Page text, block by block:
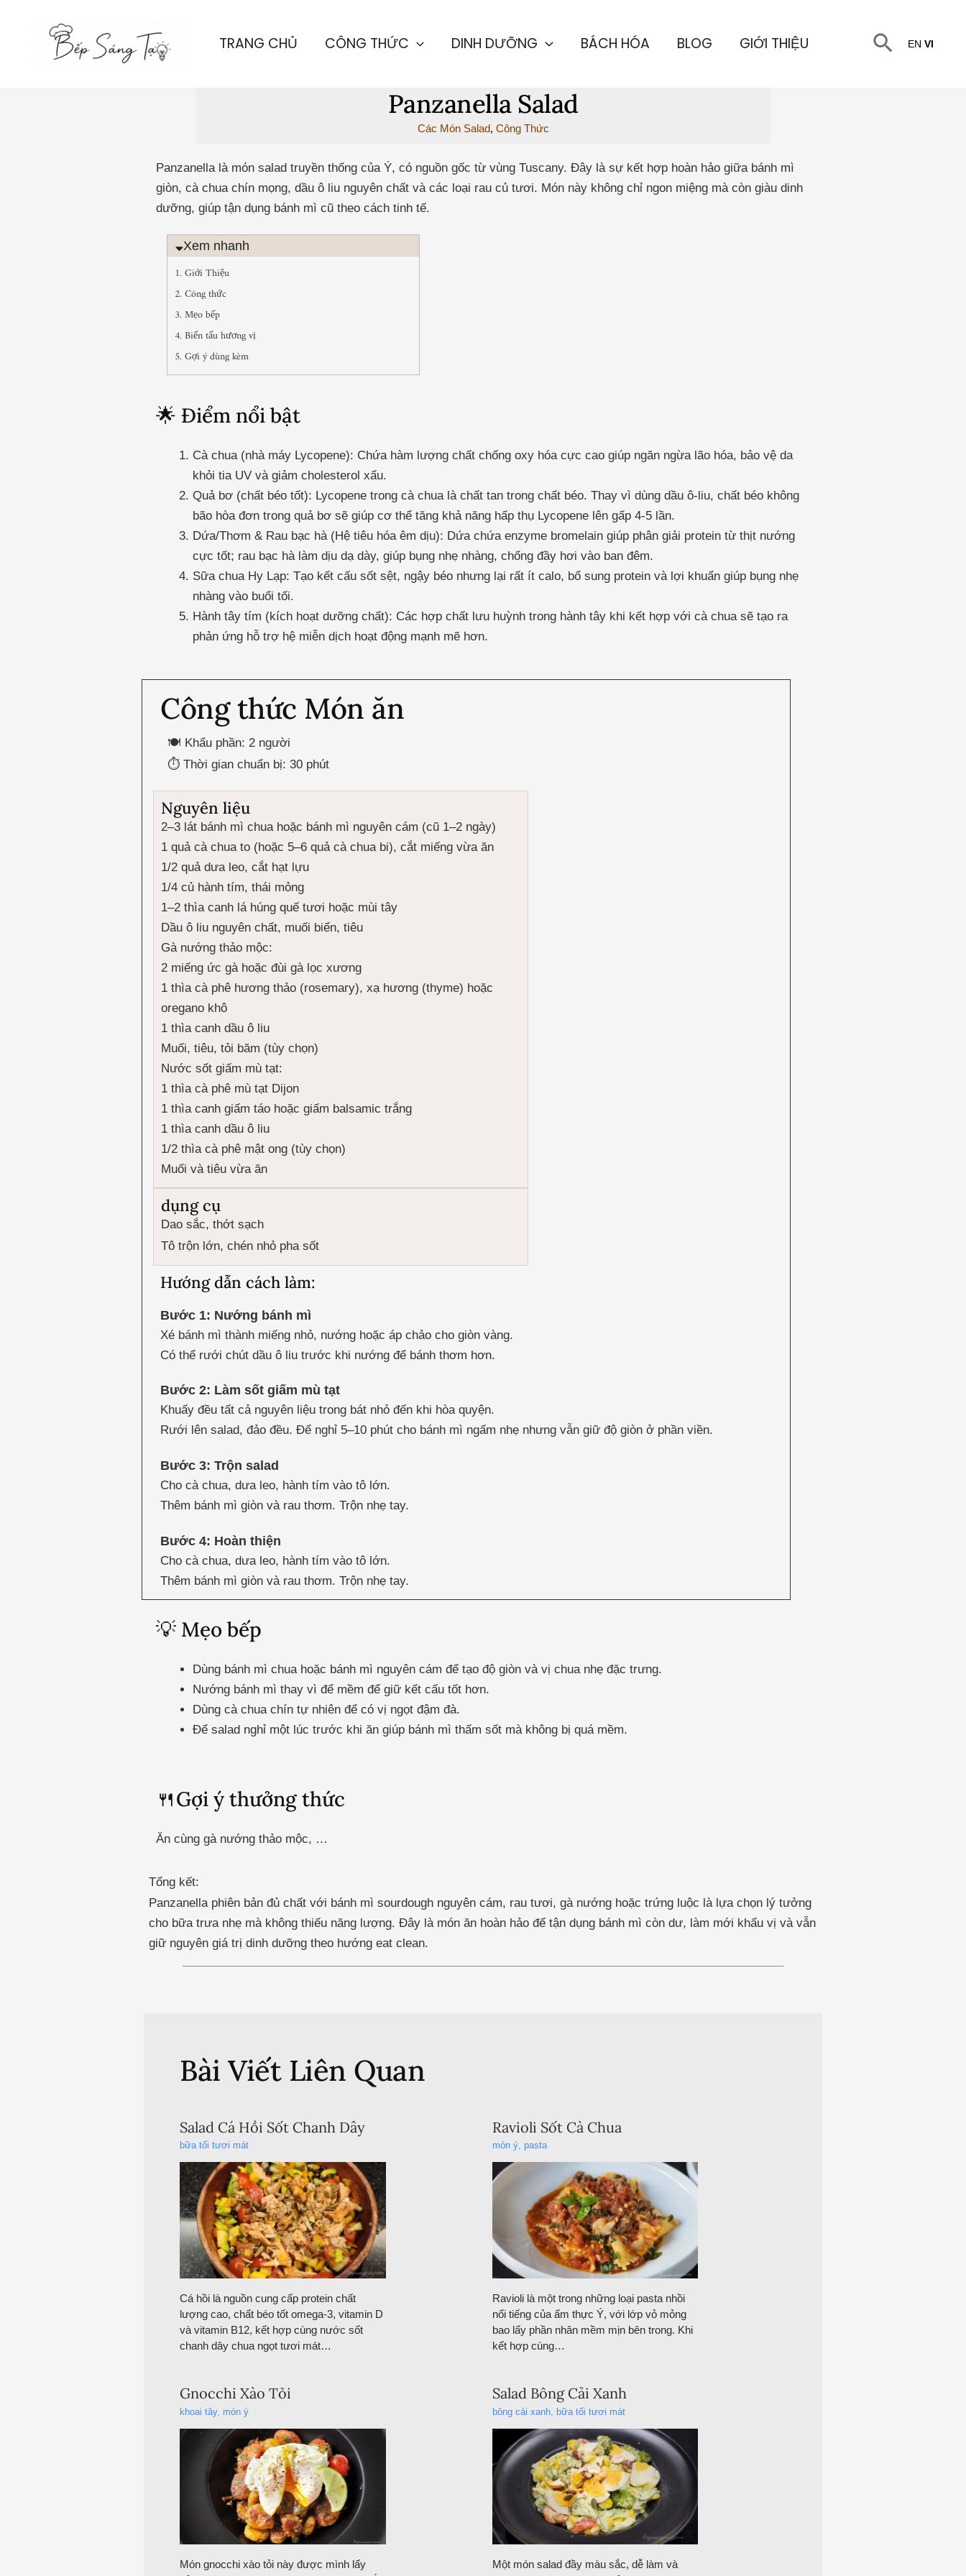
TRANG CHỦ CÔNG THỨC DINH DƯỠNG BÁCH HÓA BLOG GIỚI THIỆU
Tìm
EN VI
Panzanella Salad
Các Món Salad, Công Thức
Panzanella là món salad truyền thống của Ý, có nguồn gốc từ vùng Tuscany. Đây là sự kết hợp hoàn hảo giữa bánh mì
giòn, cà chua chín mọng, dầu ô liu nguyên chất và các loại rau củ tươi. Món này không chỉ ngon miệng mà còn giàu dinh
dưỡng, giúp tận dụng bánh mì cũ theo cách tinh tế.
Xem nhanh
1. Giới Thiệu
2. Công thức
3. Mẹo bếp
4. Biến tấu hương vị
5. Gợi ý dùng kèm
🌟 Điểm nổi bật
Cà chua (nhà máy Lycopene): Chứa hàm lượng chất chống oxy hóa cực cao giúp ngăn ngừa lão hóa, bảo vệ da
khỏi tia UV và giảm cholesterol xấu.
Quả bơ (chất béo tốt): Lycopene trong cà chua là chất tan trong chất béo. Thay vì dùng dầu ô-liu, chất béo không
bão hòa đơn trong quả bơ sẽ giúp cơ thể tăng khả năng hấp thụ Lycopene lên gấp 4-5 lần.
Dứa/Thơm & Rau bạc hà (Hệ tiêu hóa êm dịu): Dứa chứa enzyme bromelain giúp phân giải protein từ thịt nướng
cực tốt; rau bạc hà làm dịu dạ dày, giúp bụng nhẹ nhàng, chống đầy hơi vào ban đêm.
Sữa chua Hy Lạp: Tạo kết cấu sốt sệt, ngậy béo nhưng lại rất ít calo, bổ sung protein và lợi khuẩn giúp bụng nhẹ
nhàng vào buổi tối.
Hành tây tím (kích hoạt dưỡng chất): Các hợp chất lưu huỳnh trong hành tây khi kết hợp với cà chua sẽ tạo ra
phản ứng hỗ trợ hệ miễn dịch hoạt động mạnh mẽ hơn.
Công thức Món ăn
🍽 Khẩu phần: 2 người
⏱ Thời gian chuẩn bị: 30 phút
Nguyên liệu
2–3 lát bánh mì chua hoặc bánh mì nguyên cám (cũ 1–2 ngày)
1 quả cà chua to (hoặc 5–6 quả cà chua bi), cắt miếng vừa ăn
1/2 quả dưa leo, cắt hạt lựu
1/4 củ hành tím, thái mỏng
1–2 thìa canh lá húng quế tươi hoặc mùi tây
Dầu ô liu nguyên chất, muối biển, tiêu
Gà nướng thảo mộc:
2 miếng ức gà hoặc đùi gà lọc xương
1 thìa cà phê hương thảo (rosemary), xạ hương (thyme) hoặc
oregano khô
1 thìa canh dầu ô liu
Muối, tiêu, tỏi băm (tùy chọn)
Nước sốt giấm mù tạt:
1 thìa cà phê mù tạt Dijon
1 thìa canh giấm táo hoặc giấm balsamic trắng
1 thìa canh dầu ô liu
1/2 thìa cà phê mật ong (tùy chọn)
Muối và tiêu vừa ăn
dụng cụ
Dao sắc, thớt sạch
Tô trộn lớn, chén nhỏ pha sốt
Hướng dẫn cách làm:
Bước 1: Nướng bánh mì
Xé bánh mì thành miếng nhỏ, nướng hoặc áp chảo cho giòn vàng.
Có thể rưới chút dầu ô liu trước khi nướng để bánh thơm hơn.
Bước 2: Làm sốt giấm mù tạt
Khuấy đều tất cả nguyên liệu trong bát nhỏ đến khi hòa quyện.
Rưới lên salad, đảo đều. Để nghỉ 5–10 phút cho bánh mì ngấm nhẹ nhưng vẫn giữ độ giòn ở phần viền.
Bước 3: Trộn salad
Cho cà chua, dưa leo, hành tím vào tô lớn.
Thêm bánh mì giòn và rau thơm. Trộn nhẹ tay.
Bước 4: Hoàn thiện
Cho cà chua, dưa leo, hành tím vào tô lớn.
Thêm bánh mì giòn và rau thơm. Trộn nhẹ tay.
💡 Mẹo bếp
Dùng bánh mì chua hoặc bánh mì nguyên cám để tạo độ giòn và vị chua nhẹ đặc trưng.
Nướng bánh mì thay vì để mềm để giữ kết cấu tốt hơn.
Dùng cà chua chín tự nhiên để có vị ngọt đậm đà.
Để salad nghỉ một lúc trước khi ăn giúp bánh mì thấm sốt mà không bị quá mềm.
🍴Gợi ý thưởng thức
Ăn cùng gà nướng thảo mộc, …
Tổng kết:
Panzanella phiên bản đủ chất với bánh mì sourdough nguyên cám, rau tươi, gà nướng hoặc trứng luộc là lựa chọn lý tưởng
cho bữa trưa nhẹ mà không thiếu năng lượng. Đây là món ăn hoàn hảo để tận dụng bánh mì còn dư, làm mới khẩu vị và vẫn
giữ nguyên giá trị dinh dưỡng theo hướng eat clean.
Bài Viết Liên Quan
Salad Cá Hồi Sốt Chanh Dây
bữa tối tươi mát
Cá hồi là nguồn cung cấp protein chất
lượng cao, chất béo tốt omega-3, vitamin D
và vitamin B12, kết hợp cùng nước sốt
chanh dây chua ngọt tươi mát…
Ravioli Sốt Cà Chua
món ý, pasta
Ravioli là một trong những loại pasta nhồi
nổi tiếng của ẩm thực Ý, với lớp vỏ mỏng
bao lấy phần nhân mềm mịn bên trong. Khi
kết hợp cùng…
Gnocchi Xào Tỏi
khoai tây, món ý
Món gnocchi xào tỏi này được mình lấy
Salad Bông Cải Xanh
bông cải xanh, bữa tối tươi mát
Một món salad đầy màu sắc, dễ làm và